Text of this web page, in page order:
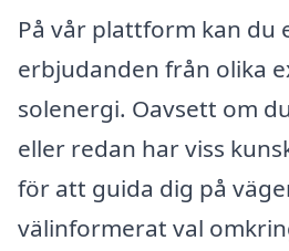
På vår plattform kan du
erbjudanden från olika
solenergi. Oavsett om
eller redan har viss
för att guida dig på
välinformerat val